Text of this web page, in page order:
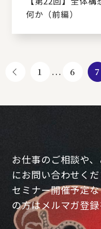
何か（前編）
1 ... 6 7
お仕事のご相談や
にお問い合わせくだ
セミナー開催予定
の方はメルマガ登録